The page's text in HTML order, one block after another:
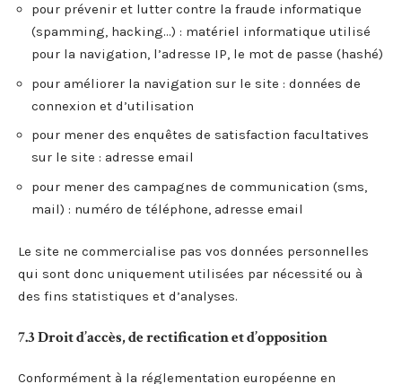
pour prévenir et lutter contre la fraude informatique
(spamming, hacking…) : matériel informatique utilisé
pour la navigation, l’adresse IP, le mot de passe (hashé)
pour améliorer la navigation sur le site : données de
connexion et d’utilisation
pour mener des enquêtes de satisfaction facultatives
sur le site : adresse email
pour mener des campagnes de communication (sms,
mail) : numéro de téléphone, adresse email
Le site ne commercialise pas vos données personnelles
qui sont donc uniquement utilisées par nécessité ou à
des fins statistiques et d’analyses.
7.3 Droit d’accès, de rectification et d’opposition
Conformément à la réglementation européenne en